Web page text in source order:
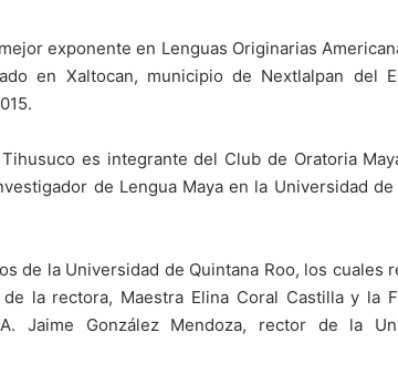
exponente en Lenguas Originarias
en Xaltocan, municipio de Nextlalpan del
es integrante del Club de Oratoria
de Lengua Maya en la Universidad de
de la Universidad de Quintana Roo, los cuales
la rectora, Maestra Elina Coral Castilla y la
Jaime González Mendoza, rector de la